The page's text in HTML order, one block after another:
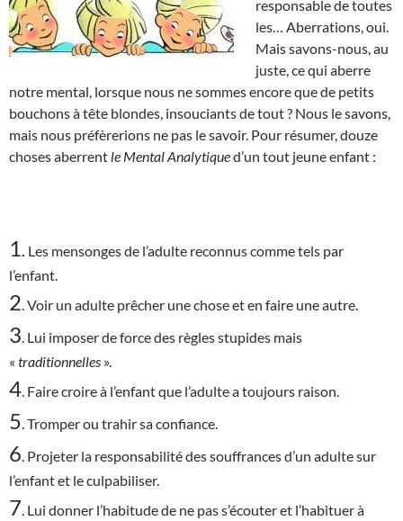
responsable de toutes
les… Aberrations, oui.
Mais savons-nous, au
juste, ce qui aberre
notre mental, lorsque nous ne sommes encore que de petits
bouchons à tête blondes, insouciants de tout ? Nous le savons,
mais nous préfèrerions ne pas le savoir. Pour résumer, douze
choses aberrent le Mental Analytiqued’un tout jeune enfant :
1
Les mensonges de l’adulte reconnus comme tels par
l’enfant.
2 . Voir un adulte prêcher une chose et en faire une autre.
3 . Lui imposer de force des règles stupides mais
« traditionnelles ».
4 . Faire croire à l’enfant que l’adulte a toujours raison.
5 . Tromper ou trahir sa confiance.
6 . Projeter la responsabilité des souffrances d’un adulte sur
l’enfant et le culpabiliser.
7 . Lui donner l’habitude de ne pas s’écouter et l’habituer à